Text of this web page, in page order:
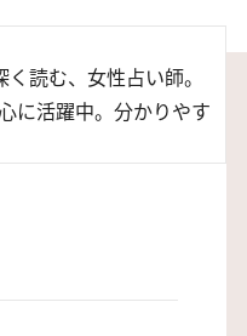
読む、女性占い師。
に活躍中。分かりやす